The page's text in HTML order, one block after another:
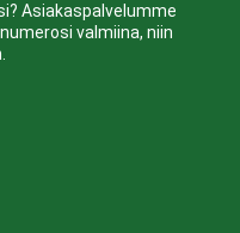
Asiakaspalvelumme
valmiina, niin